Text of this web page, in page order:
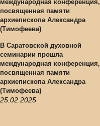
В Саратовской духовной
семинарии прошла
международная конференция,
посвященная памяти
архиепископа Александра
(Тимофеева)
25.02.2025